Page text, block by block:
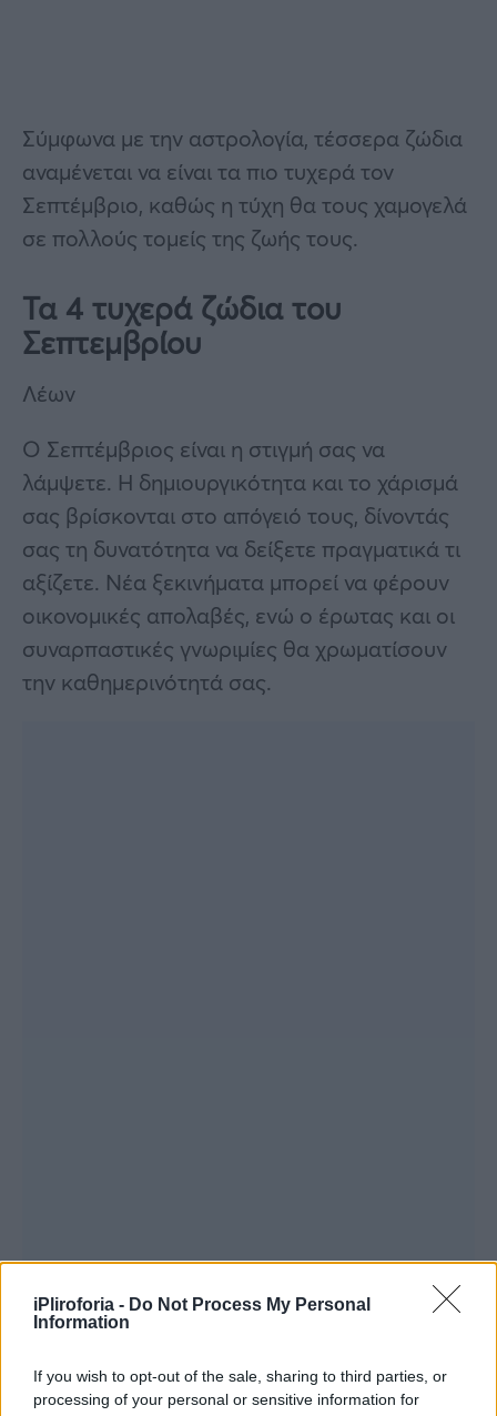
iPliroforia - Do Not Process My Personal
Information
If you wish to opt-out of the sale, sharing to third parties, or
processing of your personal or sensitive information for
Σύμφωνα με την αστρολογία, τέσσερα ζώδια
αναμένεται να είναι τα πιο τυχερά τον
Σεπτέμβριο, καθώς η τύχη θα τους χαμογελά
σε πολλούς τομείς της ζωής τους.
Τα 4 τυχερά ζώδια του
Σεπτεμβρίου
Λέων
Ο Σεπτέμβριος είναι η στιγμή σας να
λάμψετε. Η δημιουργικότητα και το χάρισμά
σας βρίσκονται στο απόγειό τους, δίνοντάς
σας τη δυνατότητα να δείξετε πραγματικά τι
αξίζετε. Νέα ξεκινήματα μπορεί να φέρουν
οικονομικές απολαβές, ενώ ο έρωτας και οι
συναρπαστικές γνωριμίες θα χρωματίσουν
την καθημερινότητά σας.